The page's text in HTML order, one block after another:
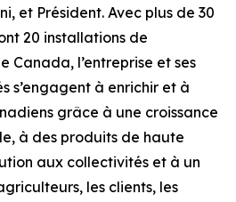
et Président. Avec plus de 30
20 installations de
Canada, l’entreprise et ses
s’engagent à enrichir et à
grâce à une croissance
à des produits de haute
aux collectivités et à un
les clients, les